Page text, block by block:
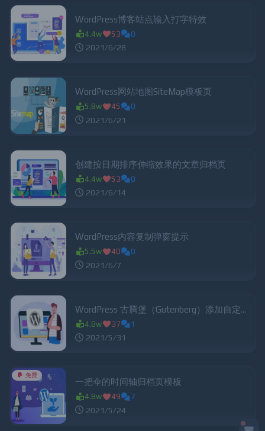
WordPress博客站点输入打字特效
4.4w 53 0
2021/6/28
WordPress网站地图SiteMap模板页
5.8w 45 0
2021/6/21
创建按日期排序伸缩效果的文章归档页
4.4w 53 0
2021/6/14
WordPress内容复制弹窗提示
5.5w 40 0
2021/6/7
WordPress 古腾堡（Gutenberg）添加自定义块
4.8w 37 1
2021/5/31
免费
一把伞的时间轴归档页模板
4.8w 49 7
2021/5/24